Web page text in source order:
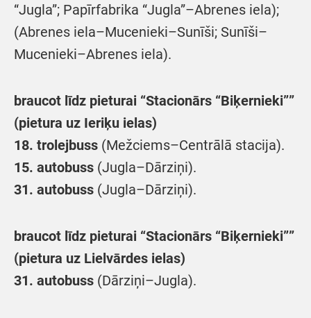
“Jugla”; Papīrfabrika “Jugla”–Abrenes iela);
(Abrenes iela–Mucenieki–Sunīši; Sunīši–
Mucenieki–Abrenes iela).
braucot līdz pieturai “Stacionārs “Biķernieki””
(pietura uz Ieriķu ielas)
18. trolejbuss (Mežciems–Centrālā stacija).
15. autobuss (Jugla–Dārziņi).
31. autobuss (Jugla–Dārziņi).
braucot līdz pieturai “Stacionārs “Biķernieki””
(pietura uz Lielvārdes ielas)
31. autobuss (Dārziņi–Jugla).